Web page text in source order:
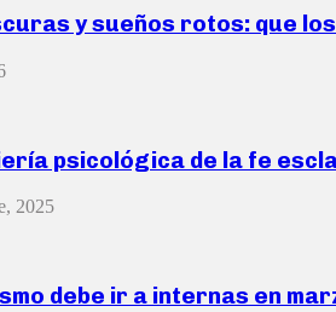
y sueños rotos: que
psicológica de la fe
2025
debe ir a internas en